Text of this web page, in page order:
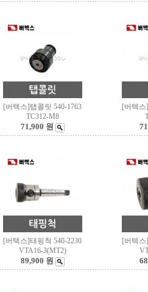
[버텍스]탭콜릿 540-1763
TC312-M8
71,900 원
[버텍스
[버텍스]태핑척 540-2230
VTA16-3(MT2)
89,900 원
[버텍스